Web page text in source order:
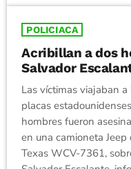
POLICIACA
Acribillan a dos
Salvador
Las víctimas viajaban
placas
hombres fueron
en una camioneta
Texas WCV-7361,